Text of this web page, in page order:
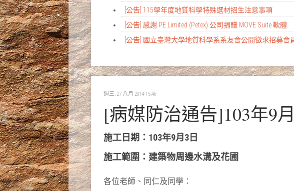
[公告] 115學年度地質科學特殊選材招生注意事項
[公告] 感謝 PE Limited (Petex) 公司捐贈 MOVE Suite 軟體
[公告] 國立臺灣大學地質科學系系友會公開徵求招募會
週三, 27 八月 2014 15:46
[病媒防治通告]103年9
施工日期：103年9月3日
施工範圍：建築物周邊水溝及花圃
各位老師、同仁及同學：